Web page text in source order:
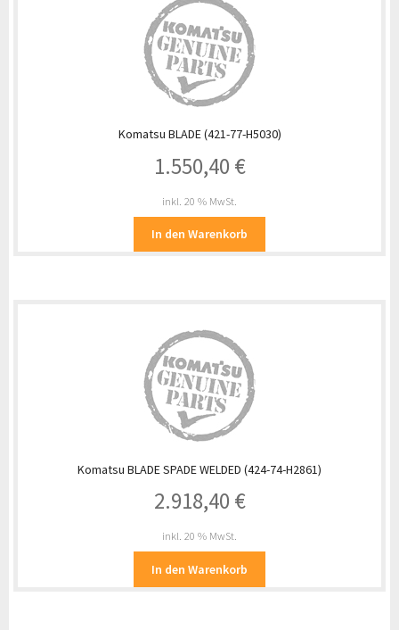
Komatsu BLADE (421-77-H5030)
1.550,40 €
inkl. 20 % MwSt.
In den Warenkorb
Komatsu BLADE SPADE WELDED (424-74-H2861)
2.918,40 €
inkl. 20 % MwSt.
In den Warenkorb